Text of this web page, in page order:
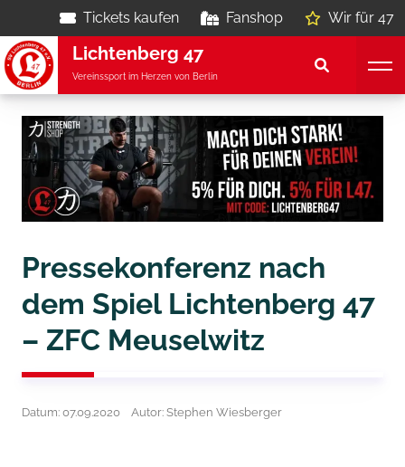
Tickets kaufen Fanshop Wir für 47
Lichtenberg 47
Vereinssport im Herzen von Berlin
Pressekonferenz nach
dem Spiel Lichtenberg 47
– ZFC Meuselwitz
Datum: 07.09.2020 Autor: Stephen Wiesberger